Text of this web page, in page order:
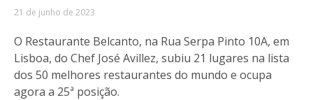
21 de junho de 2023
O Restaurante Belcanto, na Rua Serpa Pinto 10A, em
Lisboa, do Chef José Avillez, subiu 21 lugares na lista
dos 50 melhores restaurantes do mundo e ocupa
agora a 25ª posição.